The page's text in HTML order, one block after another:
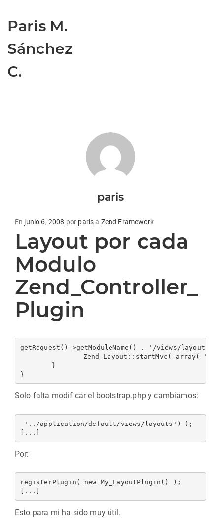
Paris M.
Sánchez
C.
paris
En Publicado
junio 6, 2008 por parisa Zend Framework
Layout por cada
Modulo
Zend_Controller_
Plugin
getRequest()->getModuleName() . '/views/layouts';
Solo falta modificar el bootstrap.php y cambiamos:
'../application/default/views/layouts') );
Por:
registerPlugin( new My_LayoutPlugin() );
Esto para mi ha sido muy útil.